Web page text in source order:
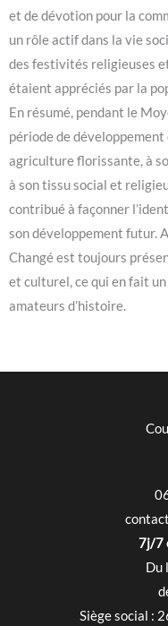
et de dévotion pour la
un rôle actif dans la vie
des festivités religieuses
étaient appréciés par la
En résumé, pendant le
période de
agriculture florissante, à
à son tissu social et
contribué à façonner
son développement futur.
Changé est toujours
et culturel, ce qui en fait
amateurs d’histoire.
7j/7
Du
Siège social :